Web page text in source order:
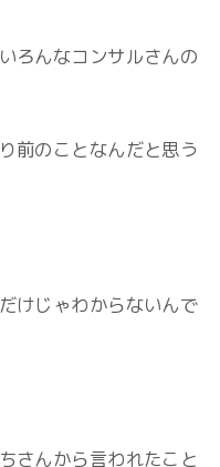
ろんなコンサルさんの
前のことなんだと思う
けじゃわからないんで
さんから言われたこと